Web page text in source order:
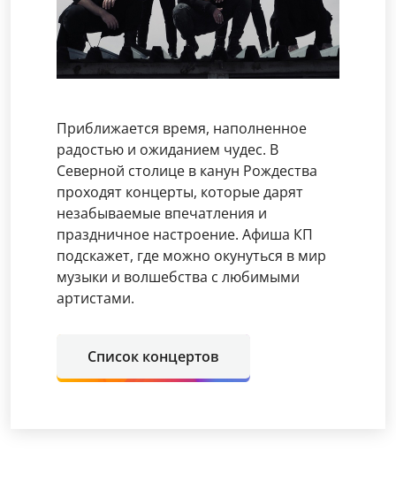
Приближается время, наполненное
радостью и ожиданием чудес. В
Северной столице в канун Рождества
проходят концерты, которые дарят
незабываемые впечатления и
праздничное настроение. Афиша КП
подскажет, где можно окунуться в мир
музыки и волшебства с любимыми
артистами.
Список концертов